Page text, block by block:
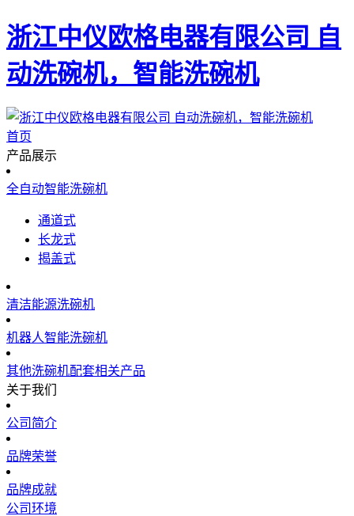
浙江中仪欧格电器有限公司 自
动洗碗机，智能洗碗机
首页
产品展示
全自动智能洗碗机
通道式
长龙式
揭盖式
清洁能源洗碗机
机器人智能洗碗机
其他洗碗机配套相关产品
关于我们
公司简介
品牌荣誉
品牌成就
公司环境